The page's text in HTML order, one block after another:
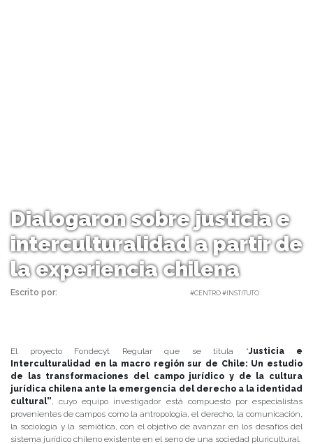
Dialogaron sobre justicia e
interculturalidad a partir de
la experiencia chilena
Escrito por: #CENTRO #INSTITUTO
El proyecto Fondecyt Regular que se titula “Justicia e
Interculturalidad en la macro región sur de Chile: Un estudio
de las transformaciones del campo jurídico y de la cultura
jurídica chilena ante la emergencia del derecho a la identidad
cultural”, cuyo equipo investigador está compuesto por especialistas
provenientes de campos como la antropología, el derecho, la comunicación,
la sociología y la semiótica, con el objetivo de avanzar en los desafíos del
sistema jurídico chileno existente en el seno de una sociedad pluricultural.